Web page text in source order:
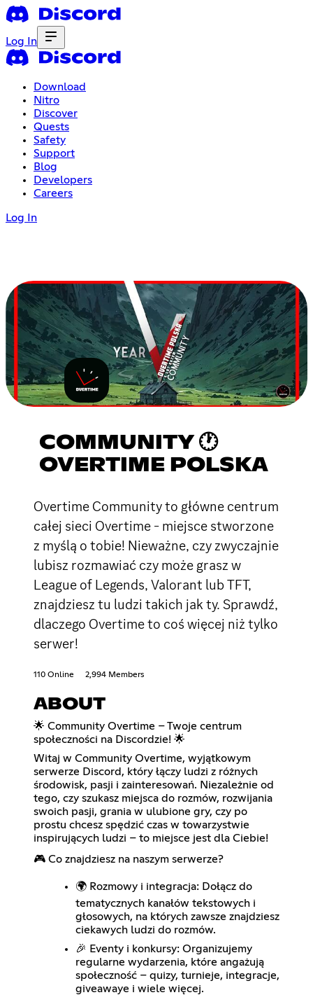
Log In
Download
Nitro
Discover
Quests
Safety
Support
Blog
Developers
Careers
Log In
COMMUNITY 🕐
OVERTIME POLSKA
Overtime Community to główne centrum
całej sieci Overtime - miejsce stworzone
z myślą o tobie! Nieważne, czy zwyczajnie
lubisz rozmawiać czy może grasz w
League of Legends, Valorant lub TFT,
znajdziesz tu ludzi takich jak ty. Sprawdź,
dlaczego Overtime to coś więcej niż tylko
serwer!
110 Online 2,994 Members
ABOUT
🌟 Community Overtime – Twoje centrum
społeczności na Discordzie! 🌟
Witaj w Community Overtime, wyjątkowym
serwerze Discord, który łączy ludzi z różnych
środowisk, pasji i zainteresowań. Niezależnie od
tego, czy szukasz miejsca do rozmów, rozwijania
swoich pasji, grania w ulubione gry, czy po
prostu chcesz spędzić czas w towarzystwie
inspirujących ludzi – to miejsce jest dla Ciebie!
🎮 Co znajdziesz na naszym serwerze?
🌍 Rozmowy i integracja: Dołącz do
tematycznych kanałów tekstowych i
głosowych, na których zawsze znajdziesz
ciekawych ludzi do rozmów.
🎉 Eventy i konkursy: Organizujemy
regularne wydarzenia, które angażują
społeczność – quizy, turnieje, integracje,
giveawaye i wiele więcej.